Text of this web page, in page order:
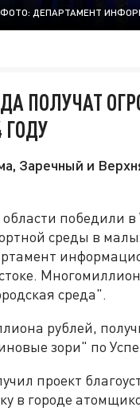
ФОТО: ДЕПАРТАМЕНТ
ПОЛУЧАТ
ГОДУ
Заречный и
победили в
среды в
среда".
рублей,
зори" по
проект
в городе